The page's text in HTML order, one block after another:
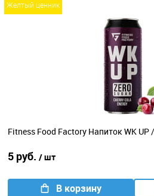
желтый ценник
Fitness Food Factory Напиток WK
5 руб. / шт
В корзину